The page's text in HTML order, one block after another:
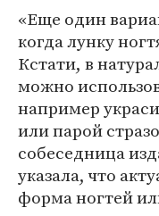
«Еще один
когда лунку
Кстати, в
можно
например
или парой
собеседница
указала, что
форма ногтей